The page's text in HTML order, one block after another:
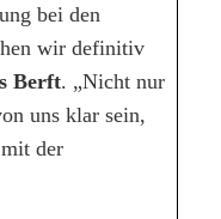
bei den
wir definitiv
Berft. „Nicht nur
uns klar sein,
der